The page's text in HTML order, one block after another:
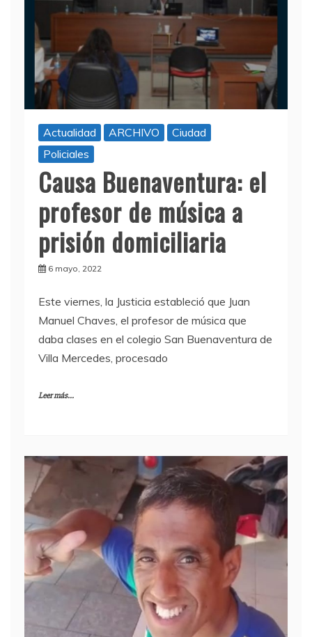
Actualidad ARCHIVO
Ciudad
Policiales
Causa Buenaventura: el
profesor de música a
prisión domiciliaria
Este viernes, la Justicia estableció que Juan
Manuel Chaves, el profesor de música que
daba clases en el colegio San Buenaventura de